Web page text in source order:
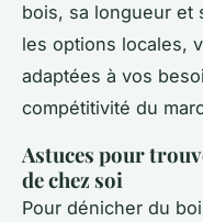
bois, sa longueur et
les options locales,
adaptées à vos
compétitivité du
Astuces pour
de chez soi
Pour dénicher du